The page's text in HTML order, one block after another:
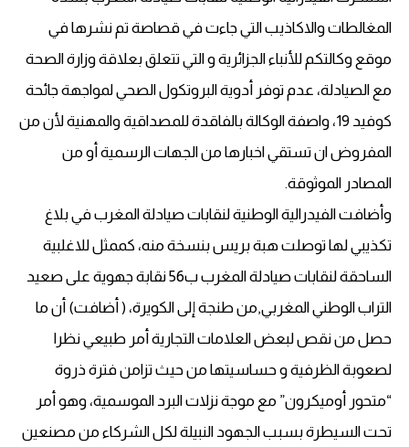
المغالطات والاكاذيب التي جاءت في قصاصة تم نشرها في
موقع وكالتكم للأنباء الجزائرية و التي تتعلق بعلاقة وزارة الصحة
مع الصيادلة، عدم توفر أدوية البروتكول الصحي لمواجهة جائحة
كوفيد 19، واصفة الوكالة بالفاقدة للمصداقية والمهنية لأن من
المفروض ان تستقي اخبارها من الجهات الرسمية أو من
المصادر الموثوقة.
وأضافت الفيدرالية الوطنية لنقابات صيادلة المغرب في بلاغ
تكذيبي لها توصلت هبة بريس بنسخة منه، كممثل للاغلبية
الساحقة لنقابات صيادلة المغرب ب56 نقابة جهوية على صعيد
التراب الوطني المغربي,من طنجة إلى الكويرة، ( أضافت) أن ما
حصل من نقص لبعض العلامات التجارية أمر طبيعي نظرا
لصعوبة الظرفية و حساسيتها من حيث تزامن فترة ذروة
“متحور أوميكرون” مع موجة نزلات البرد الموسمية، وهو أمر
تحت السيطرة بسبب الجهود النبيلة لكل الشركاء من مصنعين